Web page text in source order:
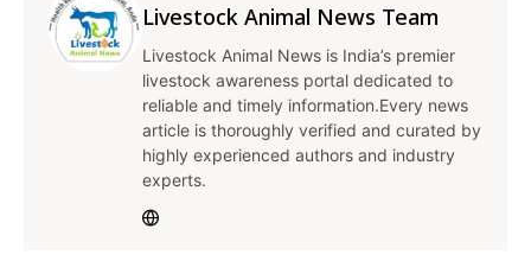
Livestock Animal News Team
Livestock Animal News is India’s premier
livestock awareness portal dedicated to
reliable and timely information.Every news
article is thoroughly verified and curated by
highly experienced authors and industry
experts.